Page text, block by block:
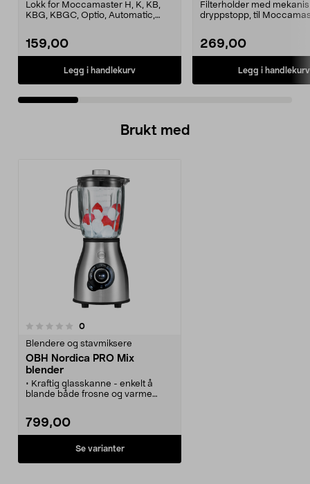
Lokk for Moccamaster H, K, KB,
KBG, KBGC, Optio, Automatic,
159,00
Legg i handlekurv
Filterholder med
dryppstopp, til
269,00
Legg i handlekurv
Brukt med
0anmeldelser
Blendere og stavmiksere
OBH Nordica PRO Mix
blender
• Kraftig glasskanne - enkelt å
blande både frosne og varme
program for smoothie, intervall og
is-knusing.
• Miks en vitaminrik smoothie eller
799,00
Se varianter